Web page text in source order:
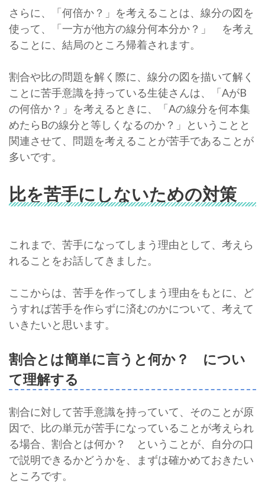
さらに、「何倍か？」を考えることは、線分の図を
使って、「一方が他方の線分何本分か？」 を考え
ることに、結局のところ帰着されます。
割合や比の問題を解く際に、線分の図を描いて解く
ことに苦手意識を持っている生徒さんは、「AがB
の何倍か？」を考えるときに、「Aの線分を何本集
めたらBの線分と等しくなるのか？」ということと
関連させて、問題を考えることが苦手であることが
多いです。
比を苦手にしないための対策
これまで、苦手になってしまう理由として、考えら
れることをお話してきました。
ここからは、苦手を作ってしまう理由をもとに、ど
うすれば苦手を作らずに済むのかについて、考えて
いきたいと思います。
割合とは簡単に言うと何か？ につい
て理解する
割合に対して苦手意識を持っていて、そのことが原
因で、比の単元が苦手になっていることが考えられ
る場合、割合とは何か？ ということが、自分の口
で説明できるかどうかを、まずは確かめておきたい
ところです。